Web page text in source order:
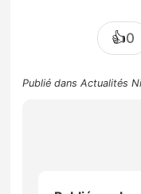
👍0
Publié dansActualités